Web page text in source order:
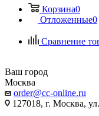
Корзина0
Отложенные0
Сравнение
Ваш город
Москва
order@cc-online.ru
127018, г. Москва,